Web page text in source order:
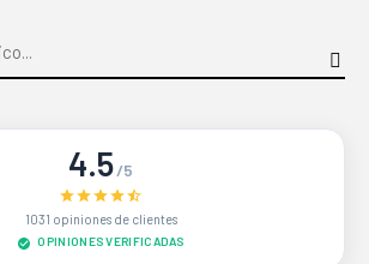
4.5/5
1031 opiniones de clientes
OPINIONES VERIFICADAS